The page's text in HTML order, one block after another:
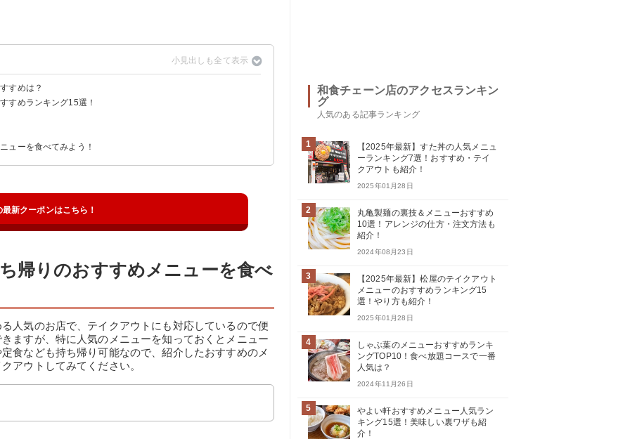
すめは？
すめランキング15選！
ューを食べてみよう！
新クーポンはこちら！
帰りのおすすめメニューを食べ
人気のお店で、テイクアウトにも対応しているので便
ますが、特に人気のメニューを知っておくとメニュー
食なども持ち帰り可能なので、紹介したおすすめのメ
アウトしてみてください。
和食チェーン店のアクセスランキン
グ
人気のある記事ランキング
1
【2025年最新】すた丼の人気メニュ
ーランキング7選！おすすめ・テイ
クアウトも紹介！
2025年01月28日
2
丸亀製麺の裏技＆メニューおすすめ
10選！アレンジの仕方・注文方法も
紹介！
2024年08月23日
3
【2025年最新】松屋のテイクアウト
メニューのおすすめランキング15
選！やり方も紹介！
2025年01月28日
4
しゃぶ葉のメニューおすすめランキ
ングTOP10！食べ放題コースで一番
人気は？
2024年11月26日
5
やよい軒おすすめメニュー人気ラン
キング15選！美味しい裏ワザも紹
介！